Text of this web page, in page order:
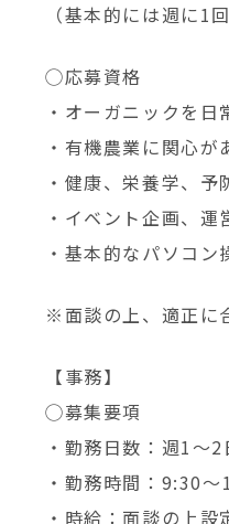
（基本的には週に1
◯応募資格
・オーガニックを日
・有機農業に関心が
・健康、栄養学、
・イベント企画、
・基本的なパソコン
※面談の上、適正に
【事務】
◯募集要項
・勤務日数：週1〜2
・勤務時間：9:30～
・時給：面談の上設